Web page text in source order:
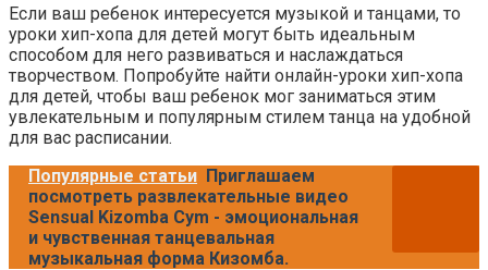
Если ваш ребенок интересуется музыкой и танцами, то
уроки хип-хопа для детей могут быть идеальным
способом для него развиваться и наслаждаться
творчеством. Попробуйте найти онлайн-уроки хип-хопа
для детей, чтобы ваш ребенок мог заниматься этим
увлекательным и популярным стилем танца на удобной
для вас расписании.
Популярные статьи Приглашаем
посмотреть развлекательные видео
Sensual Kizomba Cym - эмоциональная
и чувственная танцевальная
музыкальная форма Кизомба.